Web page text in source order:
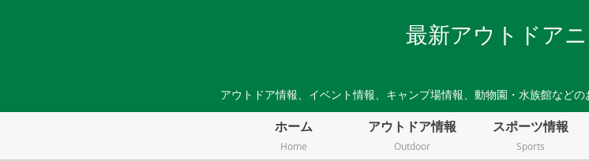
最新アウトドア
アウトドア情報、イベント情報、キャンプ場情報、動物園・水族館など
ホーム
Home
アウトドア情報
Outdoor
スポーツ情報
Sports